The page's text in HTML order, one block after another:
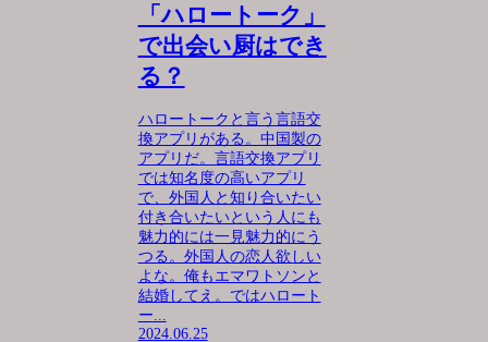
「ハロートーク」
で出会い厨はでき
る？
ハロートークと言う言語交
換アプリがある。中国製の
アプリだ。言語交換アプリ
では知名度の高いアプリ
で、外国人と知り合いたい
付き合いたいという人にも
魅力的には一見魅力的にう
つる。外国人の恋人欲しい
よな。俺もエマワトソンと
結婚してえ。ではハロート
ー...
2024.06.25